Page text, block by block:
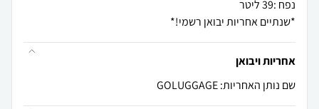
*שנתיים אחריות יבואן רשמי!*
אחריות ויבואן
שם נותן האחריות: GOLUGGAGE